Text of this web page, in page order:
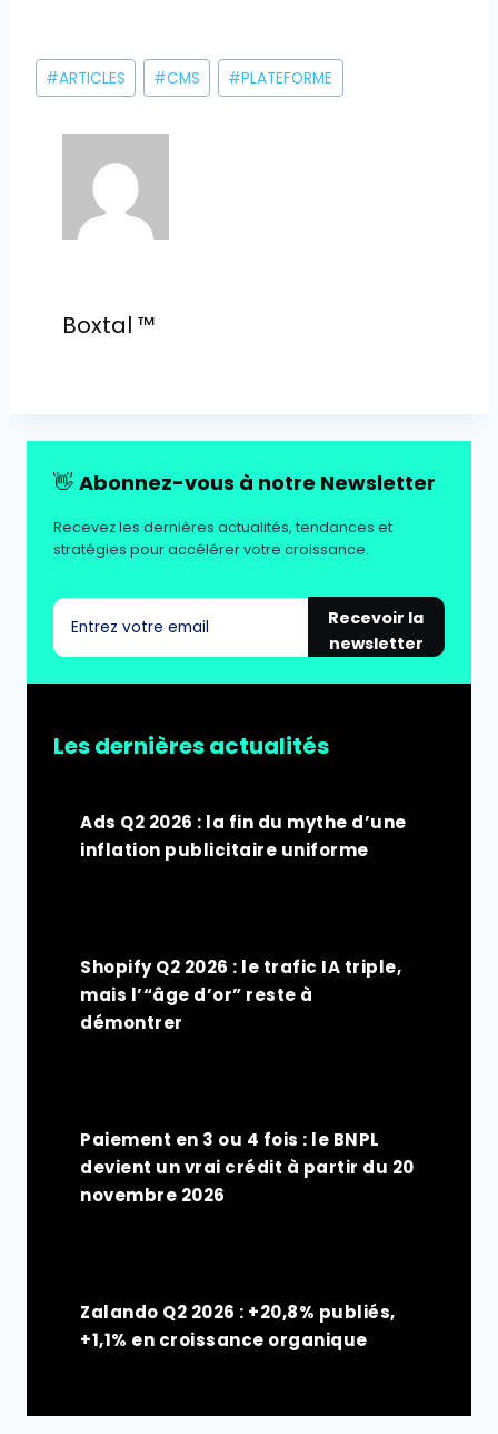
Étiquettes
de
#ARTICLES #CMS #PLATEFORME
Boxtal ™
👋 Abonnez-vous à notre Newsletter
Recevez les dernières actualités, tendances et
stratégies pour accélérer votre croissance.
Recevoir la
newsletter
Les dernières actualités
Ads Q2 2026 : la fin du mythe d’une
inflation publicitaire uniforme
Shopify Q2 2026 : le trafic IA triple,
mais l’“âge d’or” reste à
démontrer
Paiement en 3 ou 4 fois : le BNPL
devient un vrai crédit à partir du 20
novembre 2026
Zalando Q2 2026 : +20,8% publiés,
+1,1% en croissance organique